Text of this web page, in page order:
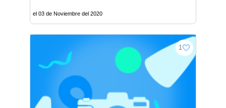
el 03 de Noviembre del 2020
1